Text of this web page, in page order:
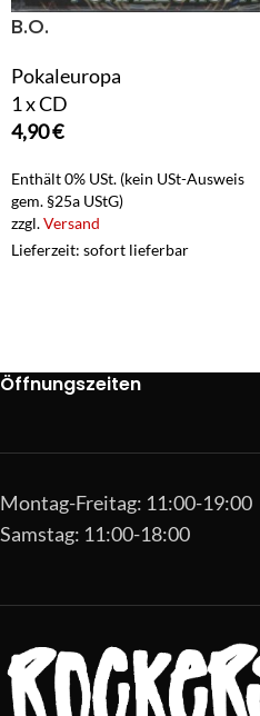
B.O.
Pokaleuropa
1 x CD
4,90€
Enthält 0% USt. (kein USt-Ausweis
gem. §25a UStG)
zzgl.Versand
Lieferzeit: sofort lieferbar
Öffnungszeiten
Montag-Freitag: 11:00-19:00
Samstag: 11:00-18:00